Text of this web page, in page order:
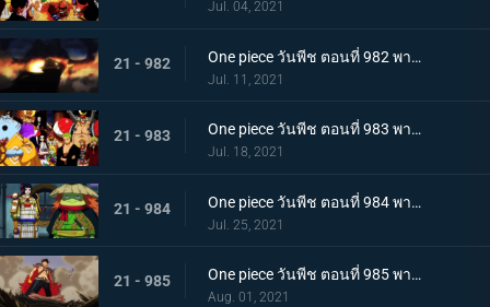
Jul. 04, 2021
21 - 982 One piece วันพีช ตอนที่ 982 พากย์ไทย ไพ่ตายของไคโด หกล่องนภาปรากฏตัว
Jul. 11, 2021
21 - 983 One piece วันพีช ตอนที่ 983 พากย์ไทย เหล่าซามูไรเอาจริง! ขึ้นฝั่งเกาะโอนิกาชิมะ
Jul. 18, 2021
21 - 984 One piece วันพีช ตอนที่ 984 พากย์ไทย ลูฟี่อาละวาด ลอบเข้างานเลี้ยงของไคโด
Jul. 25, 2021
21 - 985 One piece วันพีช ตอนที่ 985 พากย์ไทย ความรู้สึกถึงโอทามะ หนึ่งหมัดแห่งความโกรธของลูฟี่
Aug. 01, 2021